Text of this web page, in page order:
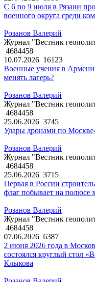
С 6 по 9 июля в Рязани
военного округа среди
Розанов Валерий
Журнал "Вестник
4684458
10.07.2026 16123
Военные учения в
менять лагерь?
Розанов Валерий
Журнал "Вестник
4684458
25.06.2026 3745
Удары дронами по
Розанов Валерий
Журнал "Вестник
4684458
25.06.2026 3715
Первая в России
флаг побывает на полюсе
Розанов Валерий
Журнал "Вестник
4684458
07.06.2026 6387
2 июня 2026 года в
состоялся круглый стол
Клыкова